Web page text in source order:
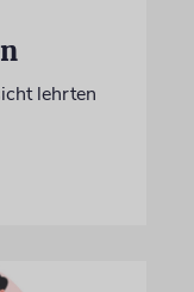
lehrten